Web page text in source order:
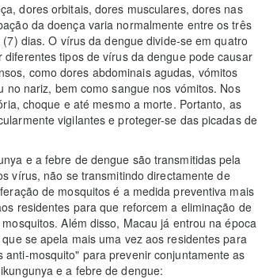
dores orbitais, dores musculares, dores nas
da doença varia normalmente entre os três
dias. O vírus da dengue divide-se em quatro
tipos de vírus da dengue pode causar
como dores abdominais agudas, vómitos
nariz, bem como sangue nos vómitos. Nos
choque e até mesmo a morte. Portanto, as
vigilantes e proteger-se das picadas de
e a febre de dengue são transmitidas pela
vírus, não se transmitindo directamente de
de mosquitos é a medida preventiva mais
residentes para que reforcem a eliminação de
Além disso, Macau já entrou na época
se apela mais uma vez aos residentes para
mosquito" para prevenir conjuntamente as
e a febre de dengue: